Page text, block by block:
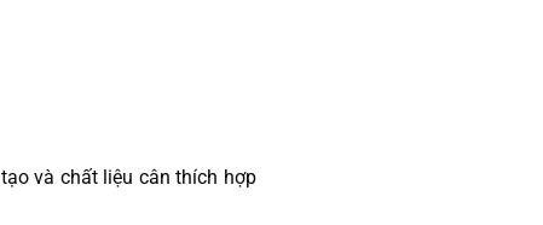
và chất liệu cân thích hợp